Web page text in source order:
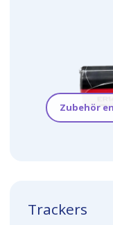
Zubehör
Trackers